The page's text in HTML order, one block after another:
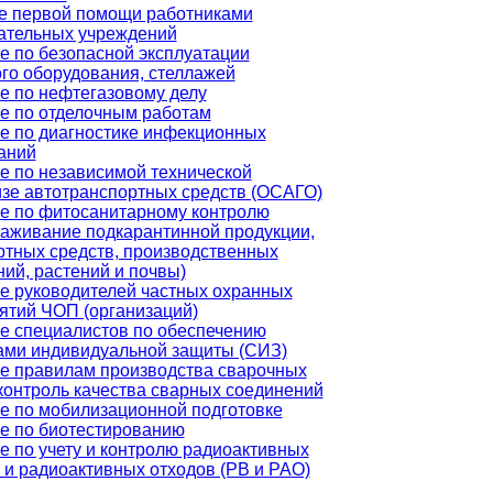
первой помощи работниками
учреждений
по безопасной эксплуатации
оборудования, стеллажей
по нефтегазовому делу
по отделочным работам
по диагностике инфекционных
по независимой технической
автотранспортных средств (ОСАГО)
по фитосанитарному контролю
подкарантинной продукции,
средств, производственных
растений и почвы)
руководителей частных охранных
ЧОП (организаций)
специалистов по обеспечению
индивидуальной защиты (СИЗ)
правилам производства сварочных
качества сварных соединений
по мобилизационной подготовке
по биотестированию
по учету и контролю радиоактивных
радиоактивных отходов (РВ и РАО)